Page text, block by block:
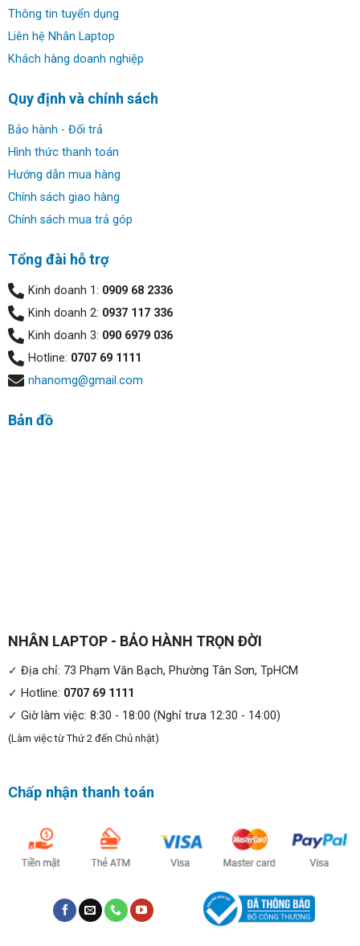
Thông tin tuyển dụng
Liên hệ Nhân Laptop
Khách hàng doanh nghiệp
Quy định và chính sách
Bảo hành - Đổi trả
Hình thức thanh toán
Hướng dẫn mua hàng
Chính sách giao hàng
Chính sách mua trả góp
Tổng đài hỗ trợ
Kinh doanh 1: 0909 68 2336
Kinh doanh 2: 0937 117 336
Kinh doanh 3: 090 6979 036
Hotline: 0707 69 1111
nhanomg@gmail.com
Bản đồ
NHÂN LAPTOP - BẢO HÀNH TRỌN ĐỜI
✓ Địa chỉ: 73 Phạm Văn Bạch, Phường Tân Sơn, TpHCM
✓ Hotline: 0707 69 1111
✓ Giờ làm việc: 8:30 - 18:00 (Nghỉ trưa 12:30 - 14:00)
(Làm việc từ Thứ 2 đến Chủ nhật)
Chấp nhận thanh toán